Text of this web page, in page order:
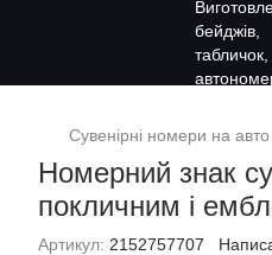
Сувенірні номери на
Номерний знак
покличним і
Артикул: 2152757707